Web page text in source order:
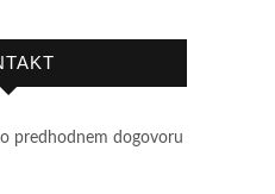
predhodnem dogovoru